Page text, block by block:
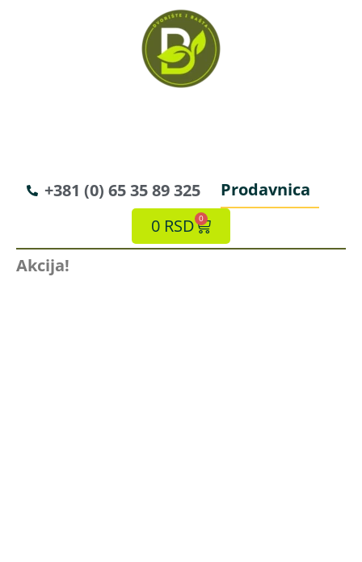
+381 (0) 65 35 89 325
Prodavnica
0 RSD 0
Akcija!